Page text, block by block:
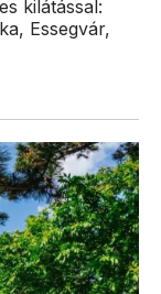
kilátással:
Essegvár,